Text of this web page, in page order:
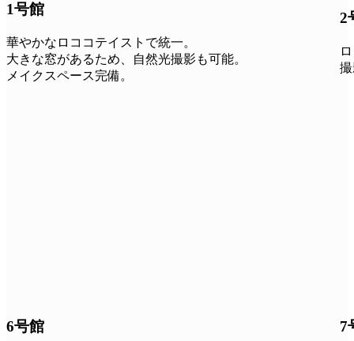
1号館
華やかなロココテイストで統一。
大きな窓があるため、自然光撮影も可能。
メイクスペース完備。
2
6号館 7